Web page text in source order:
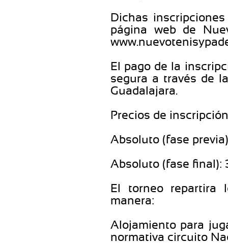
Dichas
página web de
El pago de la
segura a través de
Guadalajara.
Precios de
Absoluto (fase
Absoluto (fase final):
El torneo repartira
manera:
Alojamiento para
normativa circuito